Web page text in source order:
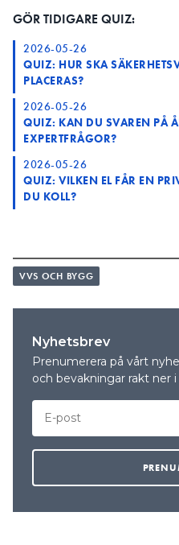
GÖR TIDIGARE QUIZ:
2026-05-26
QUIZ: HUR SKA
PLACERAS?
2026-05-26
QUIZ: KAN DU SVAREN PÅ
EXPERTFRÅGOR?
2026-05-26
QUIZ: VILKEN EL FÅR EN
DU KOLL?
VVS OCH BYGG
Nyhetsbrev
Prenumerera på vårt
och bevakningar rakt ner